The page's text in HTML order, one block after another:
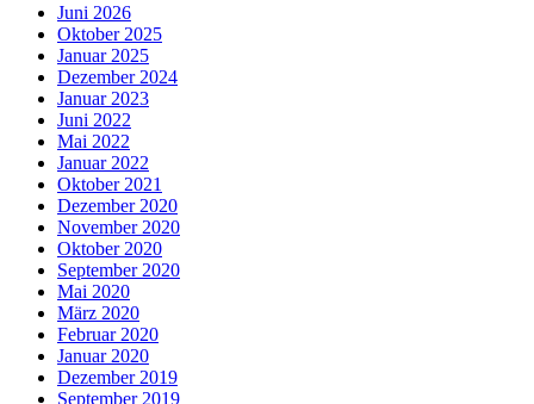
Juni 2026
Oktober 2025
Januar 2025
Dezember 2024
Januar 2023
Juni 2022
Mai 2022
Januar 2022
Oktober 2021
Dezember 2020
November 2020
Oktober 2020
September 2020
Mai 2020
März 2020
Februar 2020
Januar 2020
Dezember 2019
September 2019